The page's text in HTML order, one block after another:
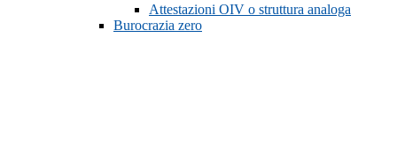
Attestazioni OIV o struttura analoga
Burocrazia zero